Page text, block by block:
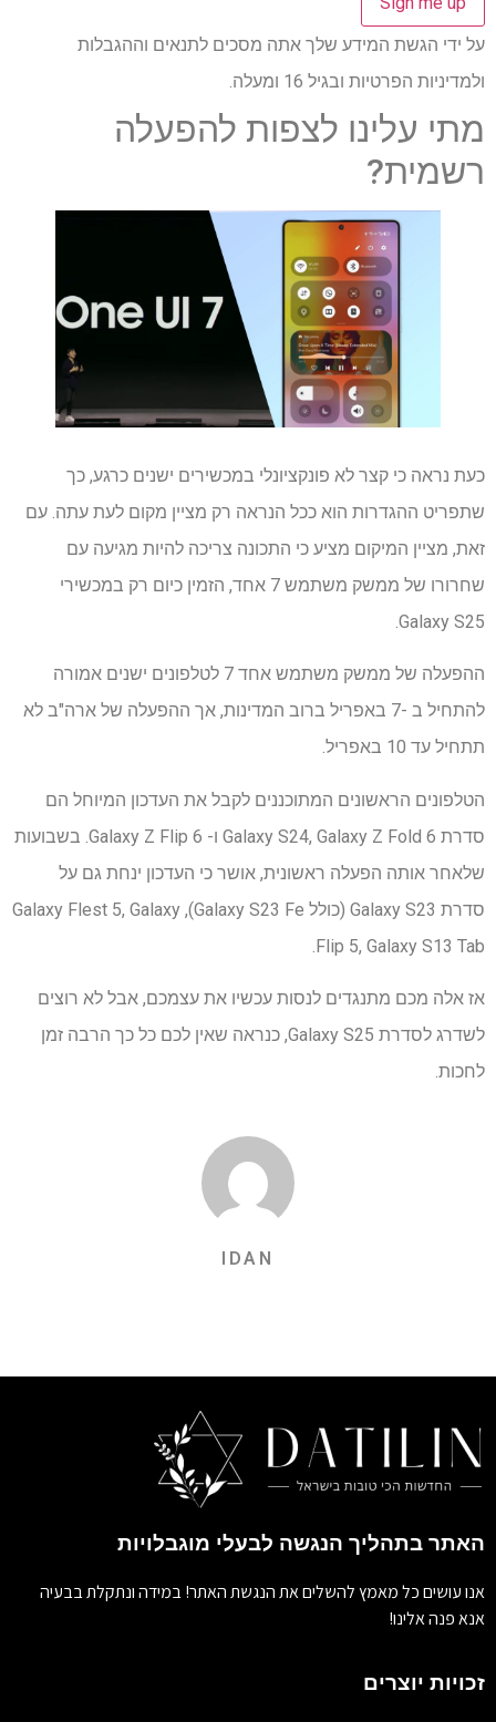
על ידי הגשת המידע שלך אתה מסכים לתנאים וההגבלות
ולמדיניות הפרטיות ובגיל 16 ומעלה.
מתי עלינו לצפות להפעלה
רשמית?
כעת נראה כי קצר לא פונקציונלי במכשירים ישנים כרגע, כך
שתפריט ההגדרות הוא ככל הנראה רק מציין מקום לעת עתה. עם
זאת, מציין המיקום מציע כי התכונה צריכה להיות מגיעה עם
שחרורו של ממשק משתמש 7 אחד, הזמין כיום רק במכשירי
Galaxy S25.
ההפעלה של ממשק משתמש אחד 7 לטלפונים ישנים אמורה
להתחיל ב -7 באפריל ברוב המדינות, אך ההפעלה של ארה"ב לא
תתחיל עד 10 באפריל.
הטלפונים הראשונים המתוכננים לקבל את העדכון המיוחל הם
סדרת Galaxy S24, Galaxy Z Fold 6 ו- Galaxy Z Flip 6. בשבועות
שלאחר אותה הפעלה ראשונית, אושר כי העדכון ינחת גם על
סדרת Galaxy S23 (כולל Galaxy S23 Fe), Galaxy Flest 5, Galaxy
Flip 5, Galaxy S13 Tab.
אז אלה מכם מתנגדים לנסות עכשיו את עצמכם, אבל לא רוצים
לשדרג לסדרת Galaxy S25, כנראה שאין לכם כל כך הרבה זמן
לחכות.
IDAN
האתר בתהליך הנגשה לבעלי מוגבלויות
אנו עושים כל מאמץ להשלים את הנגשת האתר! במידה ונתקלת בבעיה
אנא פנה אלינו!
זכויות יוצרים